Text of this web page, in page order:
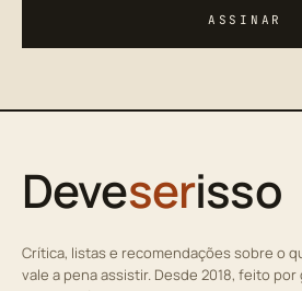
ASSINAR
Deveserisso
Crítica, listas e recomendações sobre o
vale a pena assistir. Desde 2018, feito